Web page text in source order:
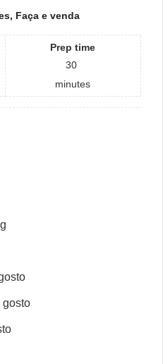
Faça e venda
Prep time
30
minutes
gosto